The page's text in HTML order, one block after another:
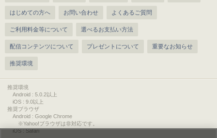
はじめての方へ お問い合わせ よくあるご質問
ご利用料金等について 選べるお支払い方法
配信コンテンツについて プレゼントについて 重要なお知らせ
推奨環境
推奨環境
Android : 5.0.2以上
iOS : 9.0以上
推奨ブラウザ
Android : Google Chrome
※Yahoo!ブラウザは非対応です。
iOS : Safari